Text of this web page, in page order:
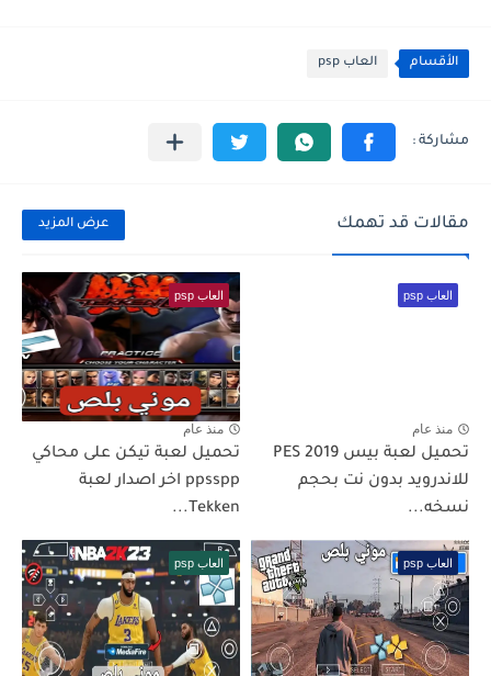
الأقسام العاب psp
مقالات قد تهمك عرض المزيد
العاب psp
منذ عام
تحميل لعبة بيس PES 2019
للاندرويد بدون نت بحجم
نسخه...
العاب psp
منذ عام
تحميل لعبة تيكن على محاكي
ppsspp اخر اصدار لعبة
Tekken...
العاب psp العاب psp